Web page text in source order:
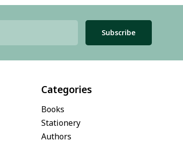
Subscribe
Categories
Books
Stationery
Authors